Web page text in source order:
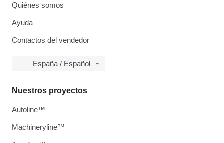
Quiénes somos
Ayuda
Contactos del vendedor
España / Español
Nuestros proyectos
Autoline™
Machineryline™